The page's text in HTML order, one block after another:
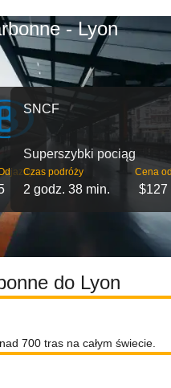
- Lyon
SNCF
Superszybki pociąg
Czas podróży
2 godz. 38 min.
Cena
$127
do Lyon
700 tras na całym świecie.